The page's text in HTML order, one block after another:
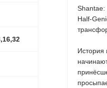
Shantae:
Half-
История